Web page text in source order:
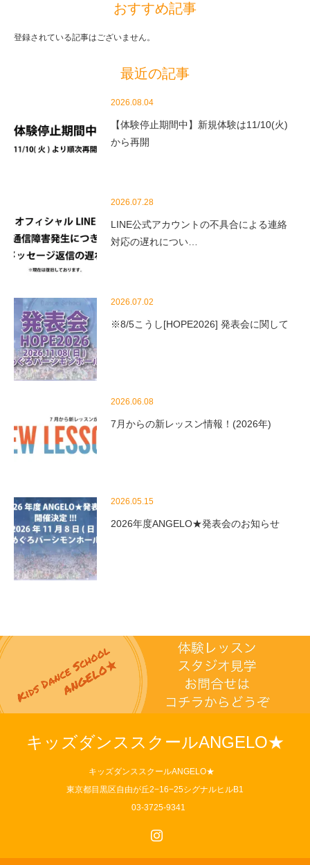
おすすめ記事
登録されている記事はございません。
最近の記事
2026.08.04
【体験停止期間中】新規体験は11/10(火)
から再開
2026.07.28
LINE公式アカウントの不具合による連絡
対応の遅れについ…
2026.07.02
※8/5こうし[HOPE2026] 発表会に関して
2026.06.08
7月からの新レッスン情報！(2026年)
2026.05.15
2026年度ANGELO★発表会のお知らせ
キッズダンススクールANGELO★
キッズダンススクールANGELO★
東京都目黒区自由が丘2−16−25シグナルヒルB1
03-3725-9341